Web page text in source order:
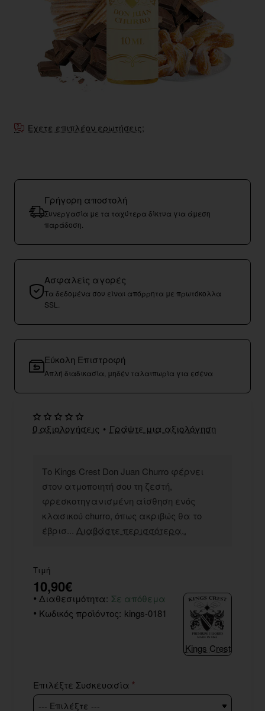
Έχετε επιπλέον ερωτήσεις;
Γρήγορη αποστολή
Συνεργασία με τα ταχύτερα δίκτυα για άμεση
παράδοση.
Ασφαλείς αγορές
Τα δεδομένα σου είναι απόρρητα με πρωτόκολλα
SSL.
Εύκολη Επιστροφή
Απλή διαδικασία, μηδέν ταλαιπωρία για εσένα
Το Kings Crest Don Juan Churro φέρνει
στον ατμοποιητή σου τη ζεστή,
φρεσκοτηγανισμένη αίσθηση ενός
κλασικού churro, όπως ακριβώς θα το
έβρισ... Διαβάστε περισσότερα..
0 αξιολογήσεις • Γράψτε μια αξιολόγηση
Τιμή
10,90€
Διαθεσιμότητα: Σε απόθεμα
Κωδικός προϊόντος: kings-0181
Kings Crest
Επιλέξτε Συσκευασία